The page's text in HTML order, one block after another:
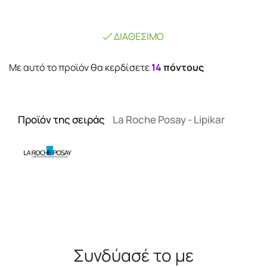
ΔΙΑΘΈΣΙΜΟ
Mε αυτό το προϊόν θα κερδίσετε14πόντους
Προϊόν της σειράς La Roche Posay - Lipikar
Συνδύασέ το με